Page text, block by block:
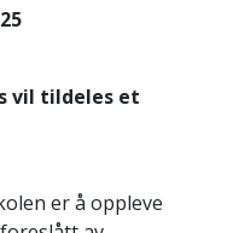
vil tildeles et
er å oppleve